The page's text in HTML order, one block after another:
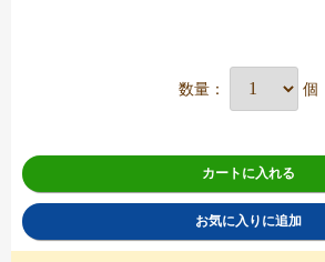
数量： 個
カートに入れる
お気に入りに追加